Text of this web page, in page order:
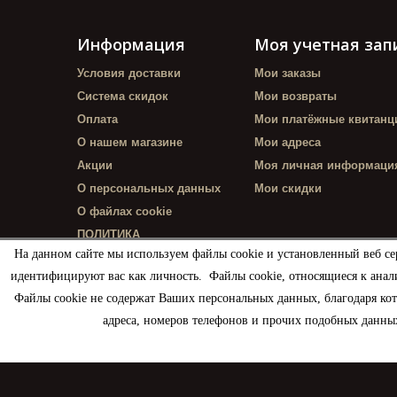
На данном сайте мы используем файлы cookie и установленный веб
идентифицируют вас как личность. Файлы cookie, относящиеся к
Файлы cookie не содержат Ваших персональных данных, благодаря
адреса, номеров телефонов и прочих подобных
Информация
Условия доставки
Система скидок
Оплата
О нашем магазине
Акции
О персональных данных
О файлах cookie
ПОЛИТИКА
КОНФИДЕНЦИАЛЬНОСТИ
Моя учетная
Мои заказы
Мои возвраты
Мои платёжные
Мои адреса
Моя личная
Мои скидки